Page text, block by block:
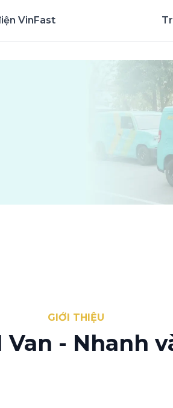
VinFast
GIỚI THIỆU
Van - Nhanh